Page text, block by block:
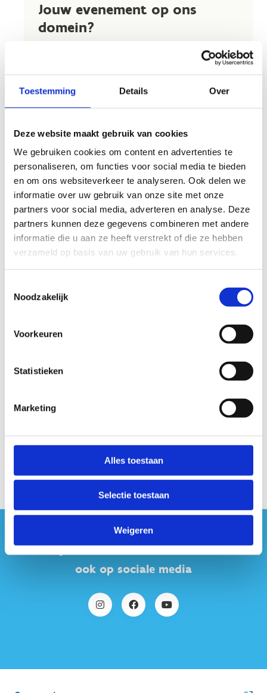
Toestemming Details Over
Deze website maakt gebruik van cookies
We gebruiken cookies om content en advertenties te
personaliseren, om functies voor social media te bieden
en om ons websiteverkeer te analyseren. Ook delen we
informatie over uw gebruik van onze site met onze
partners voor social media, adverteren en analyse. Deze
partners kunnen deze gegevens combineren met andere
informatie die u aan ze heeft verstrekt of die ze hebben
verzameld op basis van uw gebruik van hun services.
Noodzakelijk
Voorkeuren
Statistieken
Marketing
Alles toestaan
Selectie toestaan
Weigeren
Jouw evenement op ons
domein?
grote fietswedstrijd, een
in huis om jouw evenement naar een hoger
niveau te tillen. Wij zorgen ervoor dat het
Één van onze troeven?De locatie. We bevinden
ons vlak aan het Spaarbekken, dicht bij de
E40. Met onzeuitgebreide parking kunnen we
makkelijk heel wat bezoekers ontvangen.
Troef nummer 2?Onze veelzijdigheid. Bij ons
kan je terecht voor zowel kleine als grote
evenementen. Contacteer ons en samen bekijken
we hoe we jouw evenement onvergetelijk kunnen
maken.
Sport Vlaanderen Nieuwpoort
Stuur een bericht
#sportersbelevenmeer
ook op sociale media